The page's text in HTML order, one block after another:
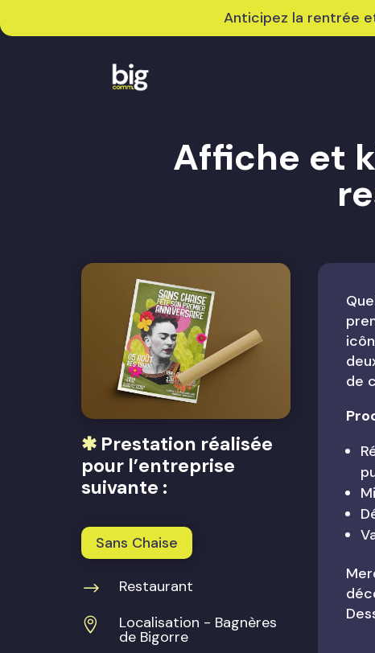
Anticipez la rentrée
Affiche et
✱Prestation réalisée
pour l’entreprise
suivante :
Sans Chaise
$ Restaurant
 Localisation - Bagnères
de Bigorre
de